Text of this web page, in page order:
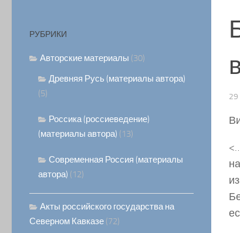
РУБРИКИ
Авторские материалы (30)
Древняя Русь (материалы автора)
(5)
Россика (россиеведение)
(материалы автора) (13)
Современная Россия (материалы
автора) (12)
Акты российского государства на
Северном Кавказе (72)